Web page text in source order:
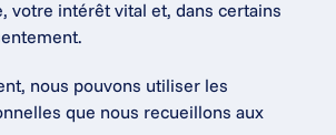
votre intérêt vital et, dans certains
nous pouvons utiliser les
que nous recueillons aux